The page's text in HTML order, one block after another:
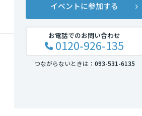
イベントに参加する
お電話でのお問い合わせ
0120-926-135
つながらないときは： 093-531-6135